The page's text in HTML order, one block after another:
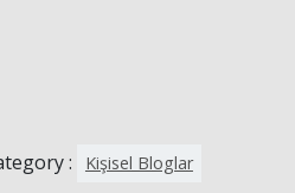
: Kişisel Bloglar